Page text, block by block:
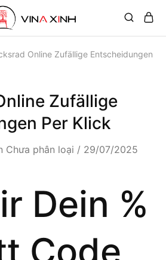
Online Zufällige Entscheidungen
Zufällige
Per Klick
Chưa phân loại 29/07/2025
Dein %
Code